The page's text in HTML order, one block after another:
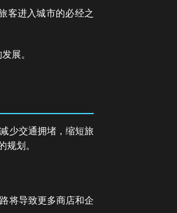
客进入城市的必经之
展。
少交通拥堵，缩短旅
规划。
将导致更多商店和企